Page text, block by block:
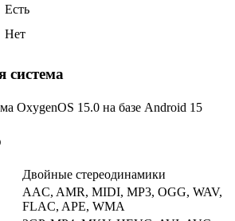
Есть
Нет
система
OxygenOS 15.0 на базе Android 15
Двойные стереодинамики
AAC, AMR, MIDI, MP3, OGG, WAV,
FLAC, APE, WMA